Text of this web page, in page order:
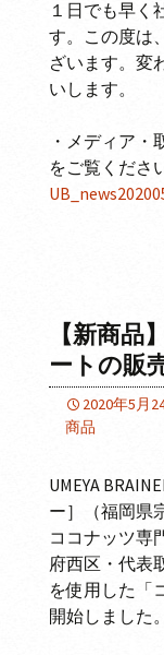
１日でも早く
す。この度は
ざいます。変
いします。
・メディア・
をご覧くださ
【新商
ートの販
2020年5月
商品
UMEYA
ー］（福岡県
ココナッツ専
府西区・代表
を使用した「
開始しました。